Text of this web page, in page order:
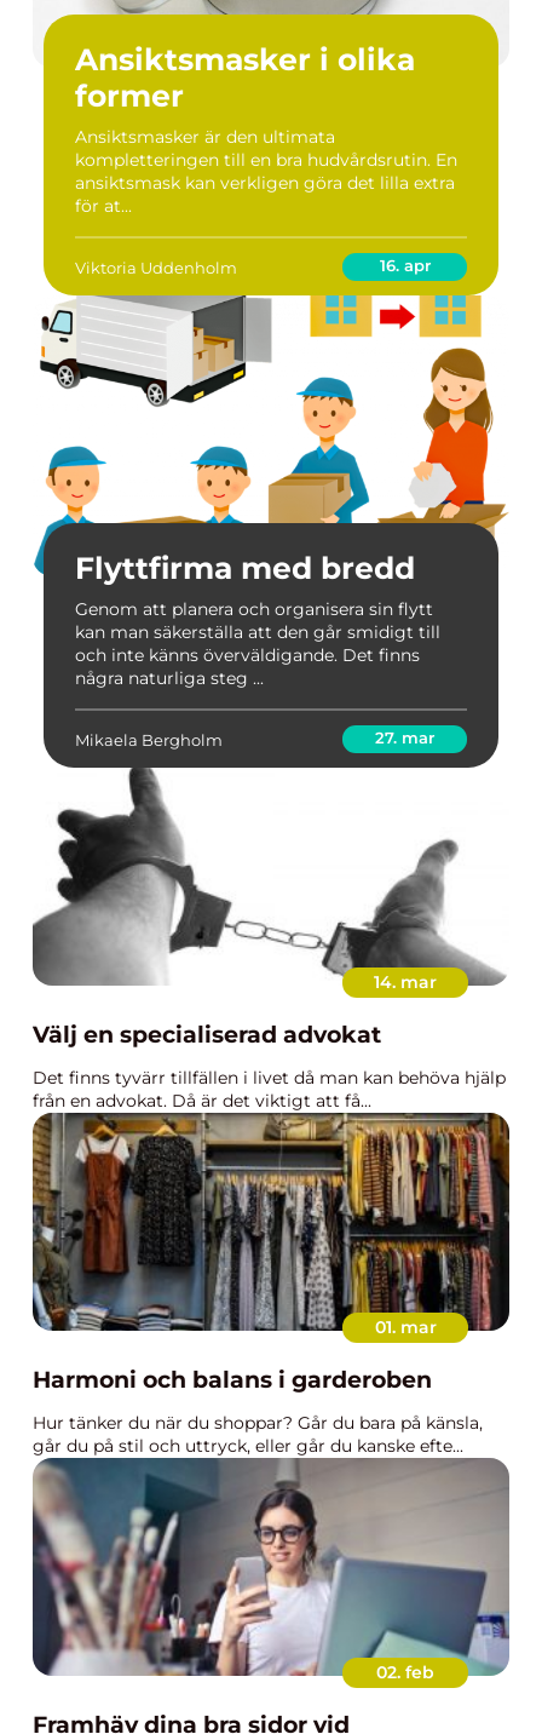
Ansiktsmasker i olika
former
Ansiktsmasker är den ultimata
kompletteringen till en bra hudvårdsrutin. En
ansiktsmask kan verkligen göra det lilla extra
för at...
Viktoria Uddenholm 16. apr
Flyttfirma med bredd
Genom att planera och organisera sin flytt
kan man säkerställa att den går smidigt till
och inte känns överväldigande. Det finns
några naturliga steg ...
Mikaela Bergholm 27. mar
14. mar
Välj en specialiserad advokat
Det finns tyvärr tillfällen i livet då man kan behöva hjälp
från en advokat. Då är det viktigt att få...
01. mar
Harmoni och balans i garderoben
Hur tänker du när du shoppar? Går du bara på känsla,
går du på stil och uttryck, eller går du kanske efte...
02. feb
Framhäv dina bra sidor vid